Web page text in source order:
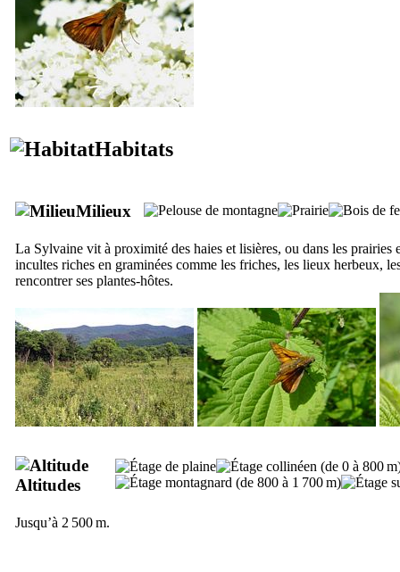
Habitats
Milieux
La Sylvaine vit à proximité des haies et lisières, ou dans les prairies
incultes riches en graminées comme les friches, les lieux herbeux,
rencontrer ses plantes-hôtes.
Altitudes
Jusqu’à 2 500 m.